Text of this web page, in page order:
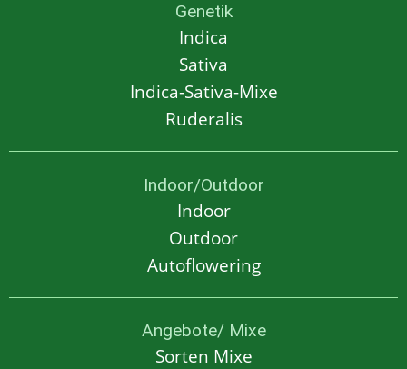
Genetik
Indica
Sativa
Indica-Sativa-Mixe
Ruderalis
Indoor/Outdoor
Indoor
Outdoor
Autoflowering
Angebote/ Mixe
Sorten Mixe